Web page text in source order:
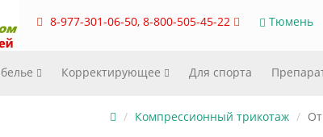
8-977-301-06-50, 8-800-505-45-22 Тюмень
Корректирующее Для спорта
Компрессионный трикотаж